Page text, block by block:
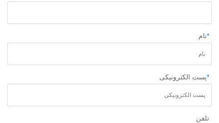
*نام
*پست الکترونیکی
تلفن